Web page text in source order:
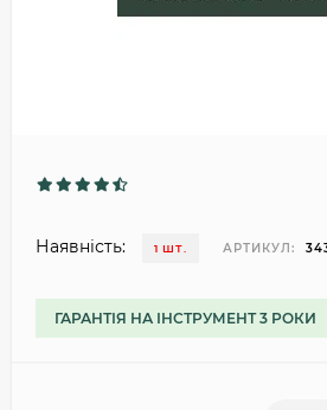
Наявність: 1 ШТ. АРТИКУЛ:
ГАРАНТІЯ НА ІНСТРУМЕНТ 3 РОКИ